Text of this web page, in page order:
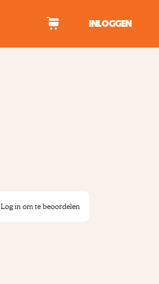
INLOGGEN
Log in om te beoordelen